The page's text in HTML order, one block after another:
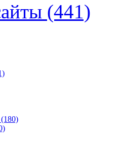
(441)
(180)